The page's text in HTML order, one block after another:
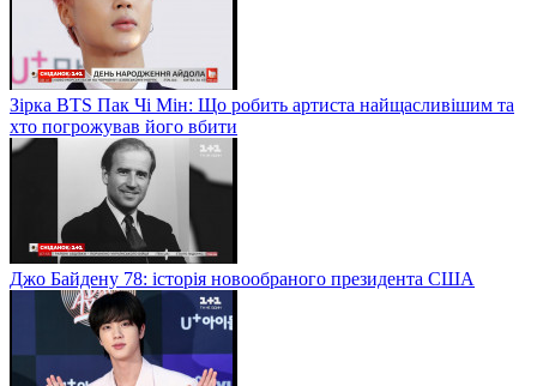
Зірка BTS Пак Чі Мін: Що робить артиста найщасливішим та
хто погрожував його вбити
Джо Байдену 78: історія новообраного президента США